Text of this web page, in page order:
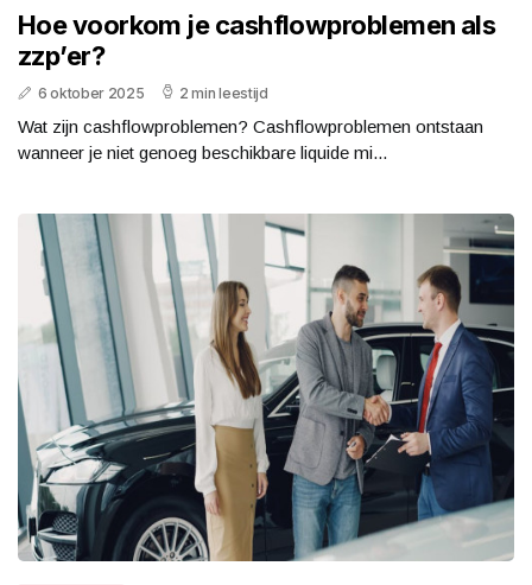
Hoe voorkom je cashflowproblemen als
zzp’er?
6 oktober 2025 2 min leestijd
Wat zijn cashflowproblemen? Cashflowproblemen ontstaan
wanneer je niet genoeg beschikbare liquide mi...